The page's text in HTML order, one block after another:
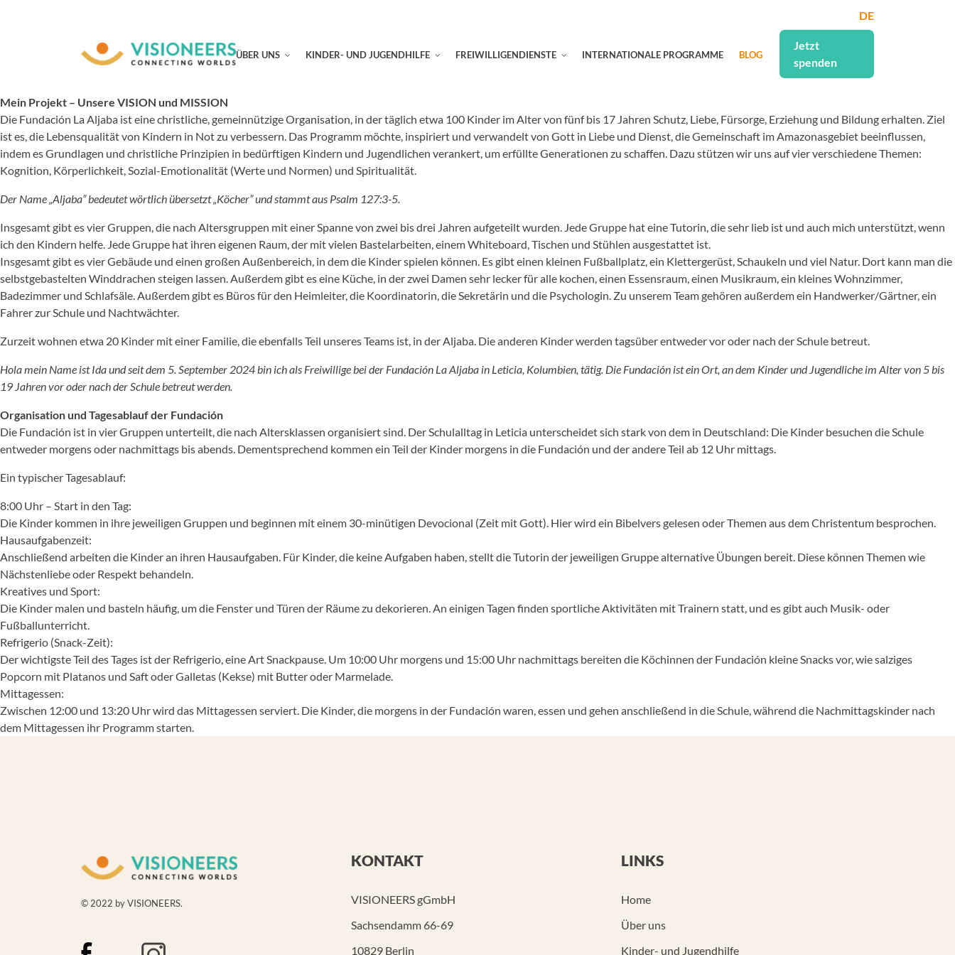
DE
ÜBER UNS KINDER- UND JUGENDHILFE FREIWILLIGENDIENSTE INTERNATIONALE PROGRAMME BLOG
Jetzt
spenden
Mein Projekt – Unsere VISION und MISSION
Die Fundación La Aljaba ist eine christliche, gemeinnützige Organisation, in der täglich etwa 100 Kinder im Alter von fünf bis 17 Jahren Schutz, Liebe, Fürsorge, Erziehung und Bildung erhalten. Ziel
ist es, die Lebensqualität von Kindern in Not zu verbessern. Das Programm möchte, inspiriert und verwandelt von Gott in Liebe und Dienst, die Gemeinschaft im Amazonasgebiet beeinflussen,
indem es Grundlagen und christliche Prinzipien in bedürftigen Kindern und Jugendlichen verankert, um erfüllte Generationen zu schaffen. Dazu stützen wir uns auf vier verschiedene Themen:
Kognition, Körperlichkeit, Sozial-Emotionalität (Werte und Normen) und Spiritualität.
Der Name „Aljaba” bedeutet wörtlich übersetzt „Köcher” und stammt aus Psalm 127:3-5.
Insgesamt gibt es vier Gruppen, die nach Altersgruppen mit einer Spanne von zwei bis drei Jahren aufgeteilt wurden. Jede Gruppe hat eine Tutorin, die sehr lieb ist und auch mich unterstützt, wenn
ich den Kindern helfe. Jede Gruppe hat ihren eigenen Raum, der mit vielen Bastelarbeiten, einem Whiteboard, Tischen und Stühlen ausgestattet ist.
Insgesamt gibt es vier Gebäude und einen großen Außenbereich, in dem die Kinder spielen können. Es gibt einen kleinen Fußballplatz, ein Klettergerüst, Schaukeln und viel Natur. Dort kann man die
selbstgebastelten Winddrachen steigen lassen. Außerdem gibt es eine Küche, in der zwei Damen sehr lecker für alle kochen, einen Essensraum, einen Musikraum, ein kleines Wohnzimmer,
Badezimmer und Schlafsäle. Außerdem gibt es Büros für den Heimleiter, die Koordinatorin, die Sekretärin und die Psychologin. Zu unserem Team gehören außerdem ein Handwerker/Gärtner, ein
Fahrer zur Schule und Nachtwächter.
Zurzeit wohnen etwa 20 Kinder mit einer Familie, die ebenfalls Teil unseres Teams ist, in der Aljaba. Die anderen Kinder werden tagsüber entweder vor oder nach der Schule betreut.
Hola mein Name ist Ida und seit dem 5. September 2024 bin ich als Freiwillige bei der Fundación La Aljaba in Leticia, Kolumbien, tätig. Die Fundación ist ein Ort, an dem Kinder und Jugendliche im Alter von 5 bis
19 Jahren vor oder nach der Schule betreut werden.
Organisation und Tagesablauf der Fundación
Die Fundación ist in vier Gruppen unterteilt, die nach Altersklassen organisiert sind. Der Schulalltag in Leticia unterscheidet sich stark von dem in Deutschland: Die Kinder besuchen die Schule
entweder morgens oder nachmittags bis abends. Dementsprechend kommen ein Teil der Kinder morgens in die Fundación und der andere Teil ab 12 Uhr mittags.
Ein typischer Tagesablauf:
8:00 Uhr – Start in den Tag:
Die Kinder kommen in ihre jeweiligen Gruppen und beginnen mit einem 30-minütigen Devocional (Zeit mit Gott). Hier wird ein Bibelvers gelesen oder Themen aus dem Christentum besprochen.
Hausaufgabenzeit:
Anschließend arbeiten die Kinder an ihren Hausaufgaben. Für Kinder, die keine Aufgaben haben, stellt die Tutorin der jeweiligen Gruppe alternative Übungen bereit. Diese können Themen wie
Nächstenliebe oder Respekt behandeln.
Kreatives und Sport:
Die Kinder malen und basteln häufig, um die Fenster und Türen der Räume zu dekorieren. An einigen Tagen finden sportliche Aktivitäten mit Trainern statt, und es gibt auch Musik- oder
Fußballunterricht.
Refrigerio (Snack-Zeit):
Der wichtigste Teil des Tages ist der Refrigerio, eine Art Snackpause. Um 10:00 Uhr morgens und 15:00 Uhr nachmittags bereiten die Köchinnen der Fundación kleine Snacks vor, wie salziges
Popcorn mit Platanos und Saft oder Galletas (Kekse) mit Butter oder Marmelade.
Mittagessen:
Zwischen 12:00 und 13:20 Uhr wird das Mittagessen serviert. Die Kinder, die morgens in der Fundación waren, essen und gehen anschließend in die Schule, während die Nachmittagskinder nach
dem Mittagessen ihr Programm starten.
© 2022 by VISIONEERS.
KONTAKT
VISIONEERS gGmbH
Sachsendamm 66-69
10829 Berlin
LINKS
Home
Über uns
Kinder- und Jugendhilfe